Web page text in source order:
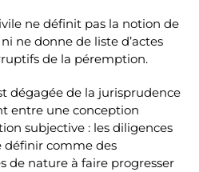
ne définit pas la notion de
ne donne de liste d’actes
de la péremption.
dégagée de la jurisprudence
entre une conception
subjective : les diligences
définir comme des
de nature à faire progresser